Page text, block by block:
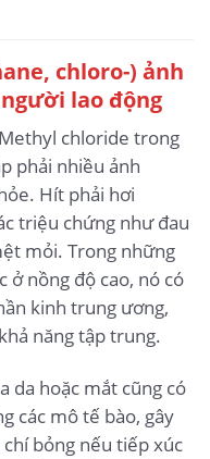
chloro-) ảnh
lao động
chloride trong
phải nhiều ảnh
Hít phải hơi
triệu chứng như đau
mỏi. Trong những
ở nồng độ cao, nó có
kinh trung ương,
năng tập trung.
da hoặc mắt cũng có
các mô tế bào, gây
bỏng nếu tiếp xúc